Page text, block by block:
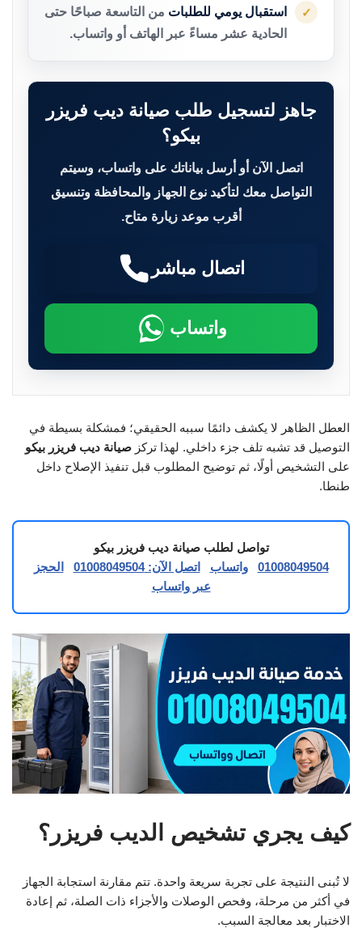
✓ استقبال يومي للطلبات من التاسعة صباحًا حتى
الحادية عشر مساءً عبر الهاتف أو واتساب.
جاهز لتسجيل طلب صيانة ديب فريزر
بيكو؟
اتصل الآن أو أرسل بياناتك على واتساب، وسيتم
التواصل معك لتأكيد نوع الجهاز والمحافظة وتنسيق
أقرب موعد زيارة متاح.
اتصال مباشر
واتساب
العطل الظاهر لا يكشف دائمًا سببه الحقيقي؛ فمشكلة بسيطة في
التوصيل قد تشبه تلف جزء داخلي. لهذا تركز صيانة ديب فريزر بيكو
على التشخيص أولًا، ثم توضيح المطلوب قبل تنفيذ الإصلاح داخل
طنطا.
تواصل لطلب صيانة ديب فريزر بيكو
01008049504
واتساب اتصل الآن: 01008049504
الحجز
عبر واتساب
كيف يجري تشخيص الديب فريزر؟
لا تُبنى النتيجة على تجربة سريعة واحدة. تتم مقارنة استجابة الجهاز
في أكثر من مرحلة، وفحص الوصلات والأجزاء ذات الصلة، ثم إعادة
الاختبار بعد معالجة السبب.